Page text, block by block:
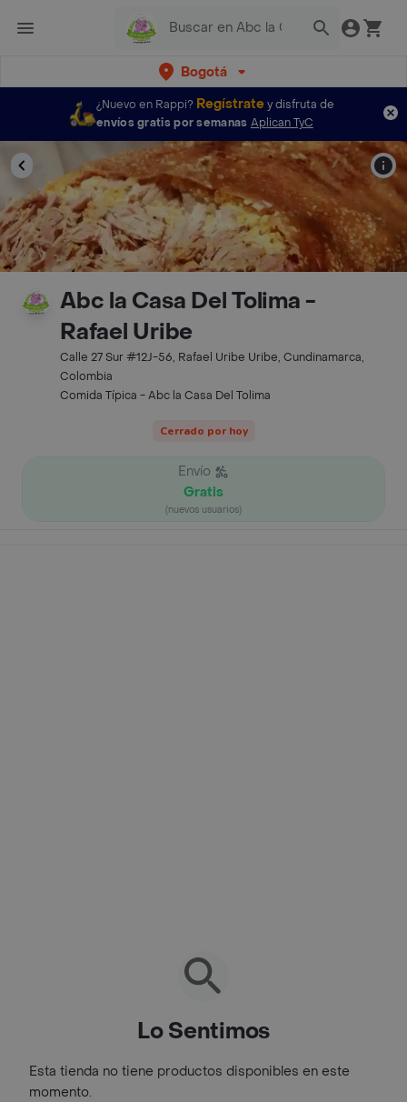
Bogotá
¿Nuevo en Rappi? Regístratey disfruta de
envíos gratis por semanas Aplican TyC
Abc la Casa Del Tolima -
Rafael Uribe
Calle 27 Sur #12J-56, Rafael Uribe Uribe, Cundinamarca,
Colombia
Comida Típica - Abc la Casa Del Tolima
Cerrado por hoy
Envío
Gratis
(nuevos usuarios)
Lo Sentimos
Esta tienda no tiene productos disponibles en este
momento.